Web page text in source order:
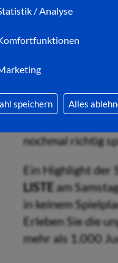
/ Analyse
speichern Alles
Stadthalle
in der Komödie
haben sie sich
verbracht und
Publikum lebt,
nochmal richtig
Ein Highlight der
LISTE am
in keinem
Erleben Sie die
mehr als 1.000